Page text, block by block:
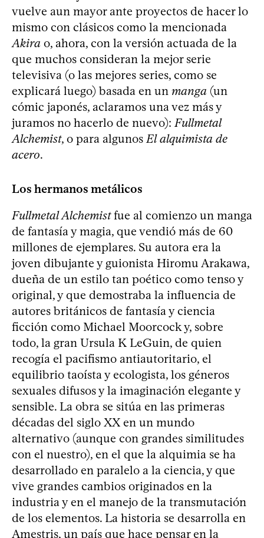
vuelve aun mayor ante proyectos de hacer lo
mismo con clásicos como la mencionada
Akira o, ahora, con la versión actuada de la
que muchos consideran la mejor serie
televisiva (o las mejores series, como se
explicará luego) basada en un manga (un
cómic japonés, aclaramos una vez más y
juramos no hacerlo de nuevo):Fullmetal
Alchemist, o para algunosEl alquimista de
acero.
Los hermanos metálicos
Fullmetal Alchemistfue al comienzo un manga
de fantasía y magia, que vendió más de 60
millones de ejemplares. Su autora era la
joven dibujante y guionista Hiromu Arakawa,
dueña de un estilo tan poético como tenso y
original, y que demostraba la influencia de
autores británicos de fantasía y ciencia
ficción como Michael Moorcock y, sobre
todo, la gran Ursula K LeGuin, de quien
recogía el pacifismo antiautoritario, el
equilibrio taoísta y ecologista, los géneros
sexuales difusos y la imaginación elegante y
sensible. La obra se sitúa en las primeras
décadas del siglo XX en un mundo
alternativo (aunque con grandes similitudes
con el nuestro), en el que la alquimia se ha
desarrollado en paralelo a la ciencia, y que
vive grandes cambios originados en la
industria y en el manejo de la transmutación
de los elementos. La historia se desarrolla en
Amestris, un país que hace pensar en la